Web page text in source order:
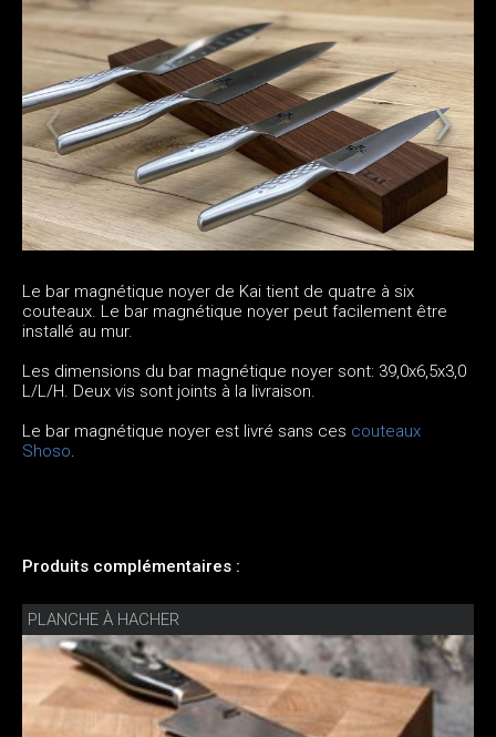
Le bar magnétique noyer de Kai tient de quatre à six
couteaux. Le bar magnétique noyer peut facilement être
installé au mur.
Les dimensions du bar magnétique noyer sont: 39,0x6,5x3,0
L/L/H. Deux vis sont joints à la livraison.
Le bar magnétique noyer est livré sans ces couteaux
Shoso.
Produits complémentaires :
PLANCHE À HACHER